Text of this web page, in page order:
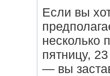
Если вы
несколько
пятницу,
— вы